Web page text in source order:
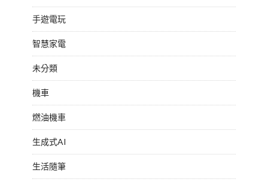
手遊電玩
智慧家電
未分類
機車
燃油機車
生成式AI
生活隨筆